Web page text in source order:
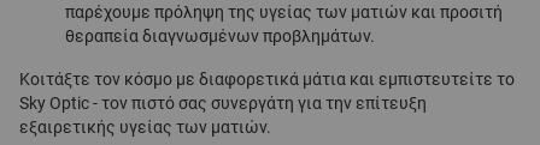
παρέχουμε πρόληψη της υγείας των ματιών και προσιτή
θεραπεία διαγνωσμένων προβλημάτων.
Κοιτάξτε τον κόσμο με διαφορετικά μάτια και εμπιστευτείτε το
Sky Optic - τον πιστό σας συνεργάτη για την επίτευξη
εξαιρετικής υγείας των ματιών.